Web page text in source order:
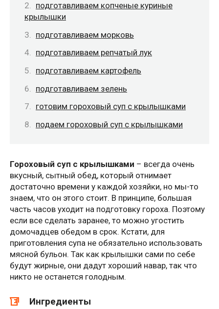
подготавливаем копченые куриные
крылышки
подготавливаем морковь
подготавливаем репчатый лук
подготавливаем картофель
подготавливаем зелень
готовим гороховый суп с крылышками
подаем гороховый суп с крылышками
Гороховый суп с крылышками – всегда очень
вкусный, сытный обед, который отнимает
достаточно времени у каждой хозяйки, но мы-то
знаем, что он этого стоит. В принципе, большая
часть часов уходит на подготовку гороха. Поэтому
если все сделать заранее, то можно угостить
домочадцев обедом в срок. Кстати, для
приготовления супа не обязательно использовать
мясной бульон. Так как крылышки сами по себе
будут жирные, они дадут хороший навар, так что
никто не останется голодным.
Ингредиенты